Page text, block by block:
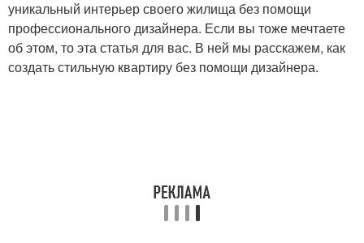
уникальный интерьер своего жилища без помощи
профессионального дизайнера. Если вы тоже мечтаете
об этом, то эта статья для вас. В ней мы расскажем, как
создать стильную квартиру без помощи дизайнера.